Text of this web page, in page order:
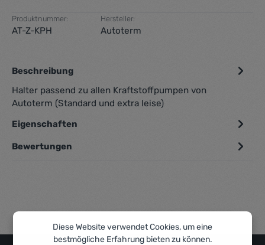
Produktnummer:
AT-Z-KPH
Hersteller:
Autoterm
Beschreibung
Halter passend zu allen Kraftstoffpumpen von
Autoterm (Standard und extra leise)
Eigenschaften
Bewertungen
Diese Website verwendet Cookies, um eine
bestmögliche Erfahrung bieten zu können.